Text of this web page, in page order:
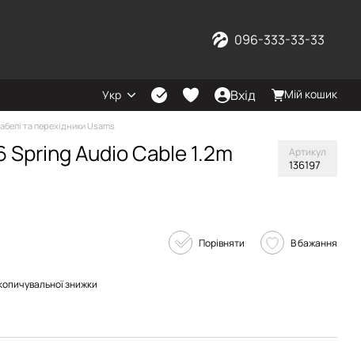
096-333-33-33
Укр Вхід Мій кошик
та перехідники Usams
Spring Audio Cable 1.2m
Артикул
136197
Порівняти В бажання
знижки